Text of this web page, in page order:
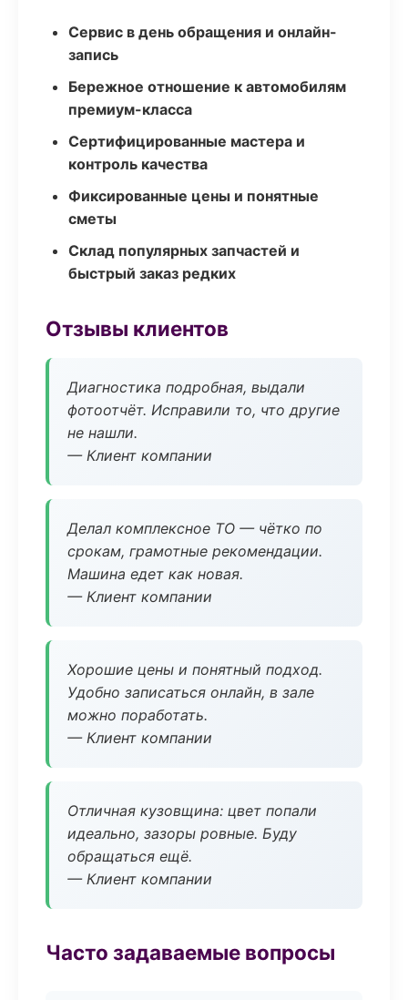
Сервис в день обращения и онлайн-
запись
Бережное отношение к автомобилям
премиум-класса
Сертифицированные мастера и
контроль качества
Фиксированные цены и понятные
сметы
Склад популярных запчастей и
быстрый заказ редких
Отзывы клиентов
Диагностика подробная, выдали
фотоотчёт. Исправили то, что другие
не нашли.
— Клиент компании
Делал комплексное ТО — чётко по
срокам, грамотные рекомендации.
Машина едет как новая.
— Клиент компании
Хорошие цены и понятный подход.
Удобно записаться онлайн, в зале
можно поработать.
— Клиент компании
Отличная кузовщина: цвет попали
идеально, зазоры ровные. Буду
обращаться ещё.
— Клиент компании
Часто задаваемые вопросы